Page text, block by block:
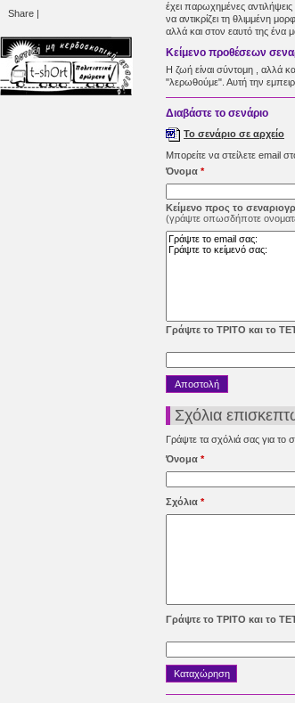
Share |
έχει παρωχημένες
να αντικρίζει τη θλιμμένη
αλλά και στον εαυτό της ένα
Κείμενο προθέσεων
Η ζωή είναι σύντομη , αλλά
"λερωθούμε". Αυτή την
Διαβάστε τo σενάριo
Το σενάριο σε αρχείο
Μπορείτε να στείλετε email
Όνομα *
Κείμενο προς το
(γράψτε οπωσδήποτε
Γράψτε το ΤΡΙΤΟ και το
Σχόλια
Γράψτε τα σχόλιά σας για το
Όνομα *
Σχόλια *
Γράψτε το ΤΡΙΤΟ και το